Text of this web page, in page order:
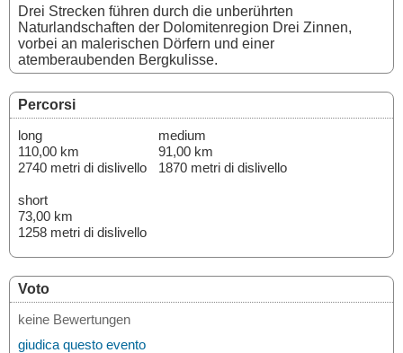
Drei Strecken führen durch die unberührten
Naturlandschaften der Dolomitenregion Drei Zinnen,
vorbei an malerischen Dörfern und einer
atemberaubenden Bergkulisse.
Percorsi
long
110,00 km
2740 metri di dislivello
medium
91,00 km
1870 metri di dislivello
short
73,00 km
1258 metri di dislivello
Voto
keine Bewertungen
giudica questo evento